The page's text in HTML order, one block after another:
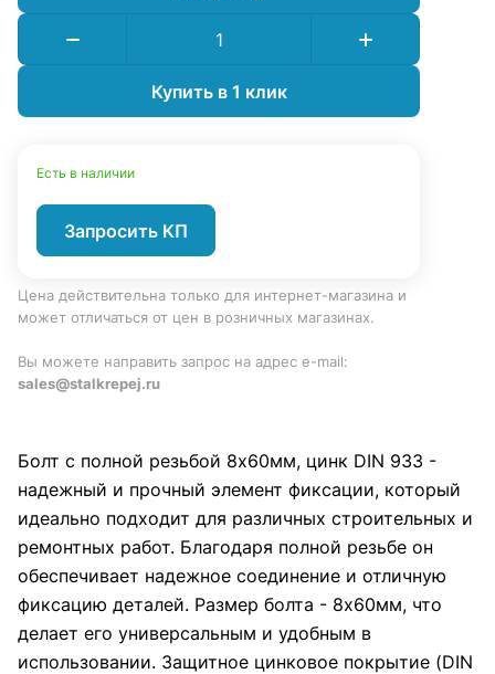
Купить в 1 клик
Есть в наличии
Запросить КП
Цена действительна только для интернет-магазина и
может отличаться от цен в розничных магазинах.
Вы можете направить запрос на адрес e-mail:
sales@stalkrepej.ru
Болт с полной резьбой 8х60мм, цинк DIN 933 -
надежный и прочный элемент фиксации, который
идеально подходит для различных строительных и
ремонтных работ. Благодаря полной резьбе он
обеспечивает надежное соединение и отличную
фиксацию деталей. Размер болта - 8х60мм, что
делает его универсальным и удобным в
использовании. Защитное цинковое покрытие (DIN